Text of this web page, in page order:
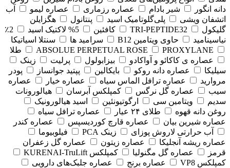
دانه انگور
شیر بادام عصاره رزماری عصاره لیمو
آب
اتشفان ویشی
پلی‌گلوتامیک اسید پنتانول
هگزایلن
گلیکول
TRI-PEPTIDE32 کافئین 5% لاکتیک اسید
2٪
نیاسینامید
حاوی ویتامین B12 سرامید ها
سنتلا اسیاتیکا
ABSOLUE PERPETUAL ROSE
PROXYLANE
طلا
عصاره ی کاکائو و آواکادو
بیزابولول پرلیت
زینک
سیلیکا
عصاره دانه روکو بایکالین پپتید جوانساز
پودر
مروارید
عصاره ترافل الماس سیاه عصاره خیار
عصاره
سیب
عصاره گل نرگس کمپلکس آبرسان
هیالورونات
سدیم
ویتامین سی ارگوتیونئین
اسید هیالورونیک
روغن دانه قهوه
طلای ۲۴ عیار
عصاره ترافل سیاه
عصاره شیرین بیان
عصاره قارچ کوردیسپس
عصاره کندر
آب حرارتی لاروش پوزای
زینک PCA
فیلوبیوما
عصاره ریشه آنجلیکا
عصاره زیتون
عصاره گل زعفران
قرمز
عصاره گل مگنولیا
کمپلکس KURENAI-TruLift
کمپلکس VP8
عصاره برنج
عصاره جلبک‌های دارویی